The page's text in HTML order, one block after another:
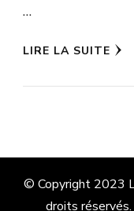
…
LIRE LA SUITE
© Copyright 2023
droits réservés.